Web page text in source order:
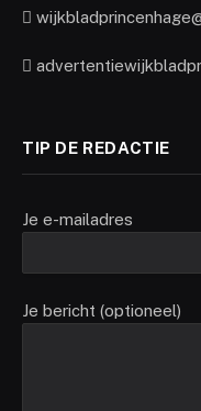
TIP DE REDACTIE
Je e-mailadres
Je bericht (optioneel)